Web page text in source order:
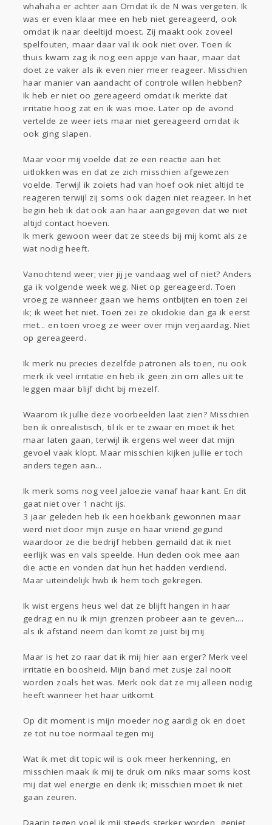
whahaha er achter aan Omdat ik de N was vergeten. Ik
was er even klaar mee en heb niet gereageerd, ook
omdat ik naar deeltijd moest. Zij maakt ook zoveel
spelfouten, maar daar val ik ook niet over. Toen ik
thuis kwam zag ik nog een appje van haar, maar dat
doet ze vaker als ik even nier meer reageer. Misschien
haar manier van aandacht of controle willen hebben?
Ik heb er niet oo gereageerd omdat ik merkte dat
irritatie hoog zat en ik was moe. Later op de avond
vertelde ze weer iets maar niet gereageerd omdat ik
ook ging slapen.
Maar voor mij voelde dat ze een reactie aan het
uitlokken was en dat ze zich misschien afgewezen
voelde. Terwijl ik zoiets had van hoef ook niet altijd te
reageren terwijl zij soms ook dagen niet reageer. In het
begin heb ik dat ook aan haar aangegeven dat we niet
altijd contact hoeven.
Ik merk gewoon weer dat ze steeds bij mij komt als ze
wat nodig heeft.
Vanochtend weer; vier jij je vandaag wel of niet? Anders
ga ik volgende week weg. Niet op gereageerd. Toen
vroeg ze wanneer gaan we hems ontbijten en toen zei
ik; ik weet het niet. Toen zei ze okidokie dan ga ik eerst
met... en toen vroeg ze weer over mijn verjaardag. Niet
op gereageerd.
Ik merk nu precies dezelfde patronen als toen, nu ook
merk ik veel irritatie en heb ik geen zin om alles uit te
leggen maar blijf dicht bij mezelf.
Waarom ik jullie deze voorbeelden laat zien? Misschien
ben ik onrealistisch, til ik er te zwaar en moet ik het
maar laten gaan, terwijl ik ergens wel weer dat mijn
gevoel vaak klopt. Maar misschien kijken jullie er toch
anders tegen aan...
Ik merk soms nog veel jaloezie vanaf haar kant. En dit
gaat niet over 1 nacht ijs.
3 jaar geleden heb ik een hoekbank gewonnen maar
werd niet door mijn zusje en haar vriend gegund
waardoor ze die bedrijf hebben gemaild dat ik niet
eerlijk was en vals speelde. Hun deden ook mee aan
die actie en vonden dat hun het hadden verdiend.
Maar uiteindelijk hwb ik hem toch gekregen.
Ik wist ergens heus wel dat ze blijft hangen in haar
gedrag en nu ik mijn grenzen probeer aan te geven....
als ik afstand neem dan komt ze juist bij mij
Maar is het zo raar dat ik mij hier aan erger? Merk veel
irritatie en boosheid. Mijn band met zusje zal nooit
worden zoals het was. Merk ook dat ze mij alleen nodig
heeft wanneer het haar uitkomt.
Op dit moment is mijn moeder nog aardig ok en doet
ze tot nu toe normaal tegen mij
Wat ik met dit topic wil is ook meer herkenning, en
misschien maak ik mij te druk om niks maar soms kost
mij dat wel energie en denk ik; misschien moet ik niet
gaan zeuren.
Daarin tegen voel ik mij steeds sterker worden, geniet